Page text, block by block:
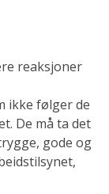
reaksjoner
ikke følger de
De må ta det
gode og